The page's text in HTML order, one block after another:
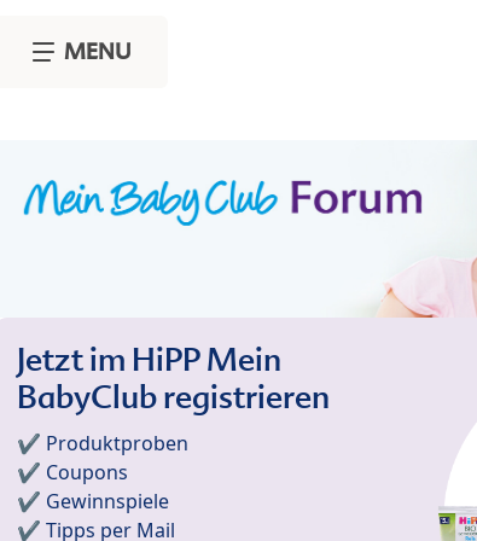
MENU
Jetzt im HiPP Mein
BabyClub registrieren
✔️ Produktproben
✔️ Coupons
✔️ Gewinnspiele
✔️ Tipps per Mail